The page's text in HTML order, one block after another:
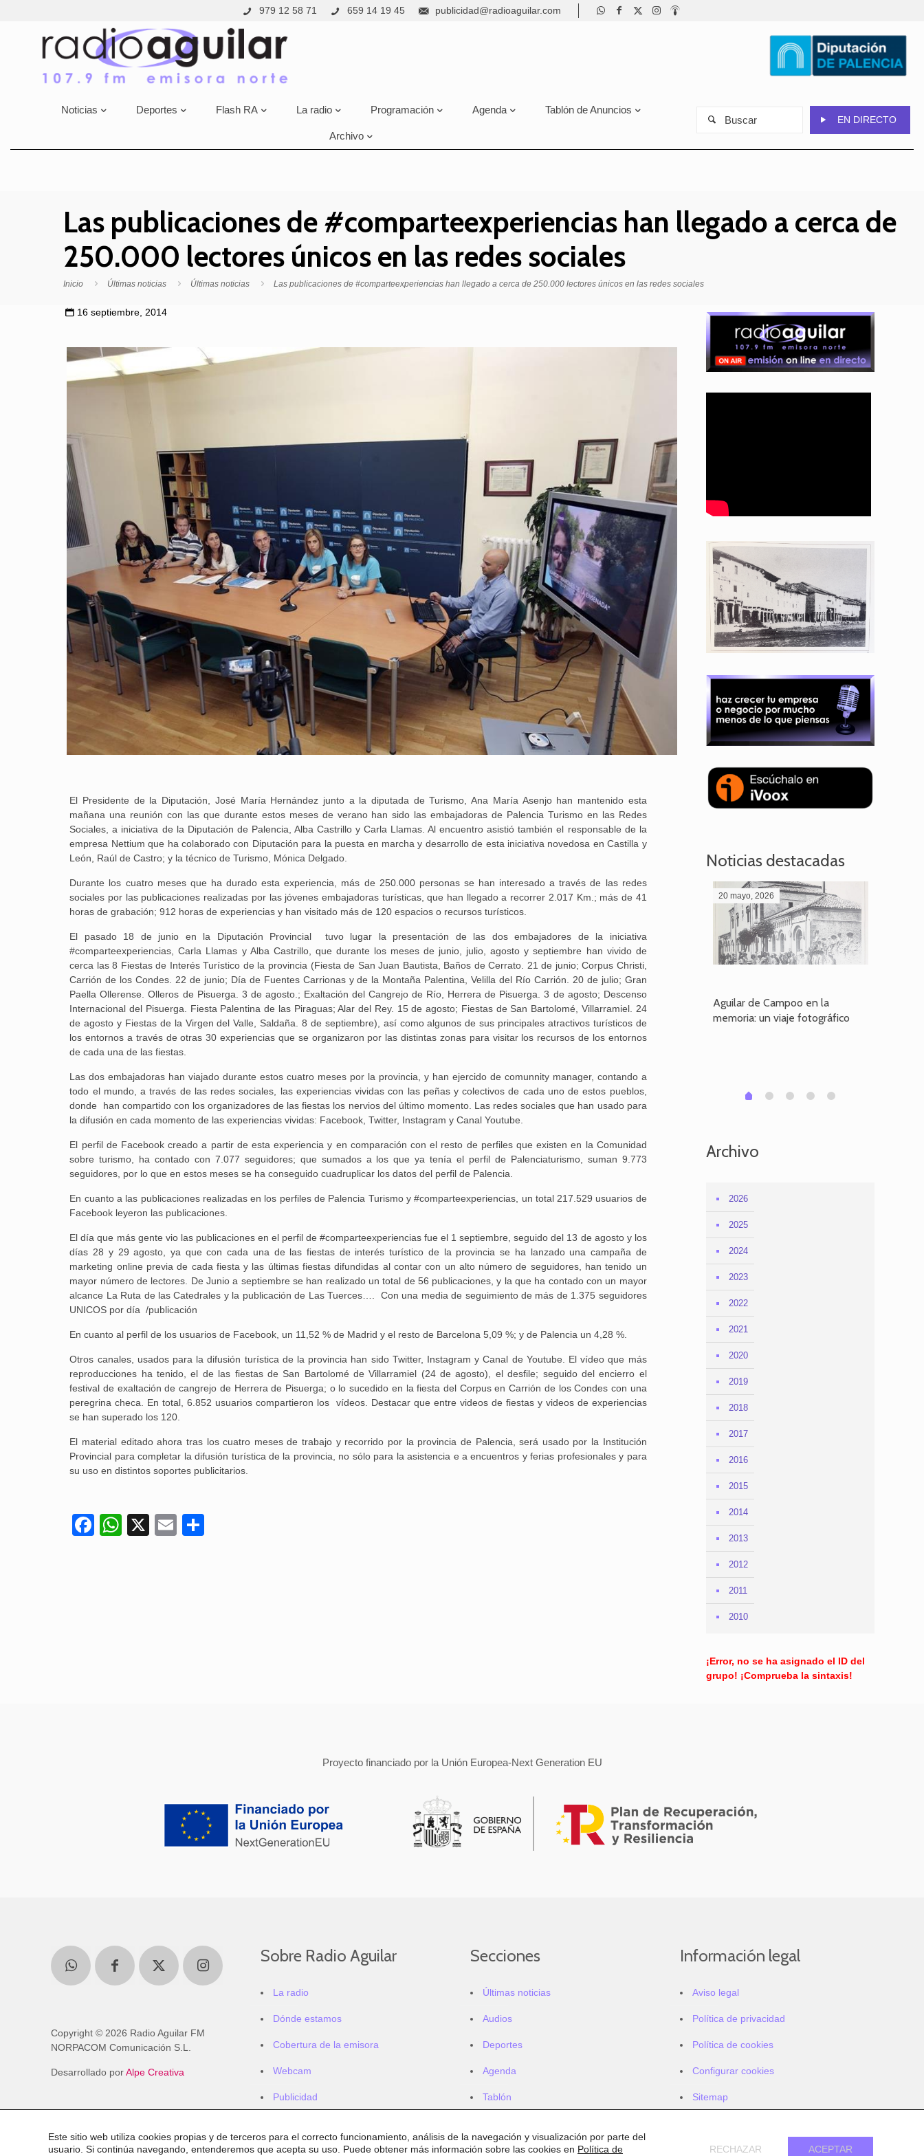
979 12 58 71 659 14 19 45 publicidad@radioaguilar.com
Noticias Deportes Flash RA La radio Programación Agenda Tablón de Anuncios
Archivo
EN DIRECTO
Las publicaciones de #comparteexperiencias han llegado a cerca de
250.000 lectores únicos en las redes sociales
Inicio Últimas noticias Últimas noticias Las publicaciones de #comparteexperiencias han llegado a cerca de 250.000 lectores únicos en las redes sociales
16 septiembre, 2014
El Presidente de la Diputación, José María Hernández junto a la diputada de Turismo, Ana María Asenjo han mantenido esta
mañana una reunión con las que durante estos meses de verano han sido las embajadoras de Palencia Turismo en las Redes
Sociales, a iniciativa de la Diputación de Palencia, Alba Castrillo y Carla Llamas. Al encuentro asistió también el responsable de la
empresa Nettium que ha colaborado con Diputación para la puesta en marcha y desarrollo de esta iniciativa novedosa en Castilla y
León, Raúl de Castro; y la técnico de Turismo, Mónica Delgado.
Durante los cuatro meses que ha durado esta experiencia, más de 250.000 personas se han interesado a través de las redes
sociales por las publicaciones realizadas por las jóvenes embajadoras turísticas, que han llegado a recorrer 2.017 Km.; más de 41
horas de grabación; 912 horas de experiencias y han visitado más de 120 espacios o recursos turísticos.
El pasado 18 de junio en la Diputación Provincial tuvo lugar la presentación de las dos embajadores de la iniciativa
#comparteexperiencias, Carla Llamas y Alba Castrillo, que durante los meses de junio, julio, agosto y septiembre han vivido de
cerca las 8 Fiestas de Interés Turístico de la provincia (Fiesta de San Juan Bautista, Baños de Cerrato. 21 de junio; Corpus Christi,
Carrión de los Condes. 22 de junio; Día de Fuentes Carrionas y de la Montaña Palentina, Velilla del Río Carrión. 20 de julio; Gran
Paella Ollerense. Olleros de Pisuerga. 3 de agosto.; Exaltación del Cangrejo de Río, Herrera de Pisuerga. 3 de agosto; Descenso
Internacional del Pisuerga. Fiesta Palentina de las Piraguas; Alar del Rey. 15 de agosto; Fiestas de San Bartolomé, Villarramiel. 24
de agosto y Fiestas de la Virgen del Valle, Saldaña. 8 de septiembre), así como algunos de sus principales atractivos turísticos de
los entornos a través de otras 30 experiencias que se organizaron por las distintas zonas para visitar los recursos de los entornos
de cada una de las fiestas.
Las dos embajadoras han viajado durante estos cuatro meses por la provincia, y han ejercido de comunnity manager, contando a
todo el mundo, a través de las redes sociales, las experiencias vividas con las peñas y colectivos de cada uno de estos pueblos,
donde han compartido con los organizadores de las fiestas los nervios del último momento. Las redes sociales que han usado para
la difusión en cada momento de las experiencias vividas: Facebook, Twitter, Instagram y Canal Youtube.
El perfil de Facebook creado a partir de esta experiencia y en comparación con el resto de perfiles que existen en la Comunidad
sobre turismo, ha contado con 7.077 seguidores; que sumados a los que ya tenía el perfil de Palenciaturismo, suman 9.773
seguidores, por lo que en estos meses se ha conseguido cuadruplicar los datos del perfil de Palencia.
En cuanto a las publicaciones realizadas en los perfiles de Palencia Turismo y #comparteexperiencias, un total 217.529 usuarios de
Facebook leyeron las publicaciones.
El día que más gente vio las publicaciones en el perfil de #comparteexperiencias fue el 1 septiembre, seguido del 13 de agosto y los
días 28 y 29 agosto, ya que con cada una de las fiestas de interés turístico de la provincia se ha lanzado una campaña de
marketing online previa de cada fiesta y las últimas fiestas difundidas al contar con un alto número de seguidores, han tenido un
mayor número de lectores. De Junio a septiembre se han realizado un total de 56 publicaciones, y la que ha contado con un mayor
alcance La Ruta de las Catedrales y la publicación de Las Tuerces…. Con una media de seguimiento de más de 1.375 seguidores
UNICOS por día /publicación
En cuanto al perfil de los usuarios de Facebook, un 11,52 % de Madrid y el resto de Barcelona 5,09 %; y de Palencia un 4,28 %.
Otros canales, usados para la difusión turística de la provincia han sido Twitter, Instagram y Canal de Youtube. El vídeo que más
reproducciones ha tenido, el de las fiestas de San Bartolomé de Villarramiel (24 de agosto), el desfile; seguido del encierro el
festival de exaltación de cangrejo de Herrera de Pisuerga; o lo sucedido en la fiesta del Corpus en Carrión de los Condes con una
peregrina checa. En total, 6.852 usuarios compartieron los vídeos. Destacar que entre videos de fiestas y videos de experiencias
se han superado los 120.
El material editado ahora tras los cuatro meses de trabajo y recorrido por la provincia de Palencia, será usado por la Institución
Provincial para completar la difusión turística de la provincia, no sólo para la asistencia e a encuentros y ferias profesionales y para
su uso en distintos soportes publicitarios.
Facebook
WhatsApp
X Email
Noticias destacadas
25 febrero, 2026
Aguilar de Campoo en la
memoria: un viaje fotográfico
20 mayo, 2026
Aguilar de Campoo en la
memoria: un viaje fotográfico
0 1 2 3 4
Archivo
2026
2025
2024
2023
2022
2021
2020
2019
2018
2017
2016
2015
2014
2013
2012
2011
2010
¡Error, no se ha asignado el ID del
grupo! ¡Comprueba la sintaxis!
Proyecto financiado por la Unión Europea-Next Generation EU
Copyright © 2026 Radio Aguilar FM
NORPACOM Comunicación S.L.
Desarrollado porAlpe Creativa
Sobre Radio Aguilar
La radio
Dónde estamos
Cobertura de la emisora
Webcam
Publicidad
Secciones
Últimas noticias
Audios
Deportes
Agenda
Tablón
Información legal
Aviso legal
Política de privacidad
Política de cookies
Configurar cookies
Sitemap
Este sitio web utiliza cookies propias y de terceros para el correcto funcionamiento, análisis de la navegación y visualización por parte del
usuario. Si continúa navegando, entenderemos que acepta su uso. Puede obtener más información sobre las cookies en Política de ACEPTAR
RECHAZAR